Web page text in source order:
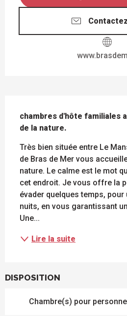
chambres d'hôte familiales
de la nature.
Très bien située entre Le
de Bras de Mer vous
nature. Le calme est le mot
cet endroit. Je vous offre la
évader quelques temps,
nuits, en vous garantissant
Une...
Lire la suite
DISPOSITION
Chambre(s) pour